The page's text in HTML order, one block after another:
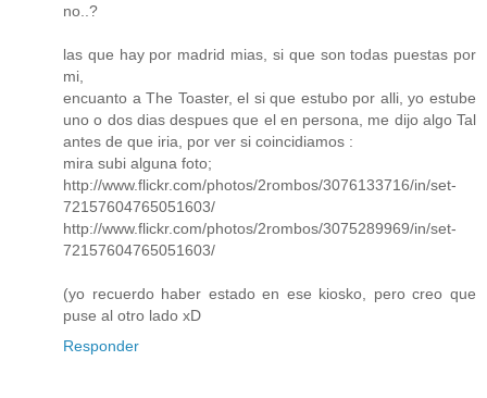
no..?
las que hay por madrid mias, si que son todas puestas por
mi,
encuanto a The Toaster, el si que estubo por alli, yo estube
uno o dos dias despues que el en persona, me dijo algo Tal
antes de que iria, por ver si coincidiamos :
mira subi alguna foto;
http://www.flickr.com/photos/2rombos/3076133716/in/set-
72157604765051603/
http://www.flickr.com/photos/2rombos/3075289969/in/set-
72157604765051603/
(yo recuerdo haber estado en ese kiosko, pero creo que
puse al otro lado xD
Responder